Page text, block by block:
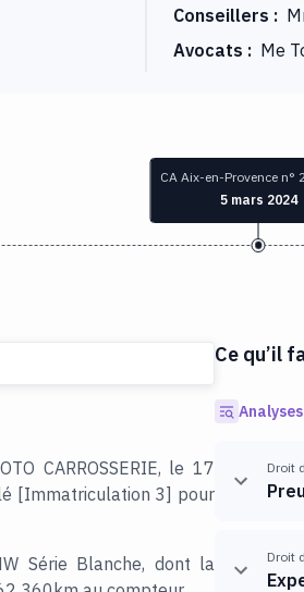
Conseillers :
Avocats : Me
CA Aix-en-Provence n°
5 mars 2024
CARROSSERIE, le 17
[Immatriculation 3] pour
Série Blanche, dont la
Ce qu’il
Analyses
Droit
Droit